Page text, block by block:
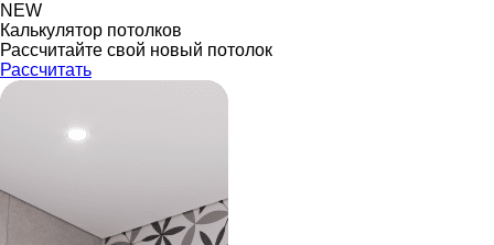
NEW
Калькулятор потолков
Рассчитайте свой новый потолок
Рассчитать